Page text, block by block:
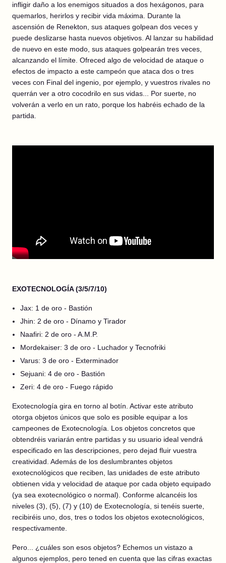
infligir daño a los enemigos situados a dos hexágonos, para
quemarlos, herirlos y recibir vida máxima. Durante la
ascensión de Renekton, sus ataques golpean dos veces y
puede deslizarse hasta nuevos objetivos. Al lanzar su habilidad
de nuevo en este modo, sus ataques golpearán tres veces,
alcanzando el límite. Ofreced algo de velocidad de ataque o
efectos de impacto a este campeón que ataca dos o tres
veces con Final del ingenio, por ejemplo, y vuestros rivales no
querrán ver a otro cocodrilo en sus vidas... Por suerte, no
volverán a verlo en un rato, porque los habréis echado de la
partida.
EXOTECNOLOGÍA (3/5/7/10)
Jax: 1 de oro - Bastión
Jhin: 2 de oro - Dínamo y Tirador
Naafiri: 2 de oro - A.M.P.
Mordekaiser: 3 de oro - Luchador y Tecnofriki
Varus: 3 de oro - Exterminador
Sejuani: 4 de oro - Bastión
Zeri: 4 de oro - Fuego rápido
Exotecnología gira en torno al botín. Activar este atributo
otorga objetos únicos que solo es posible equipar a los
campeones de Exotecnología. Los objetos concretos que
obtendréis variarán entre partidas y su usuario ideal vendrá
especificado en las descripciones, pero dejad fluir vuestra
creatividad. Además de los deslumbrantes objetos
exotecnológicos que reciben, las unidades de este atributo
obtienen vida y velocidad de ataque por cada objeto equipado
(ya sea exotecnológico o normal). Conforme alcancéis los
niveles (3), (5), (7) y (10) de Exotecnología, si tenéis suerte,
recibiréis uno, dos, tres o todos los objetos exotecnológicos,
respectivamente.
Pero... ¿cuáles son esos objetos? Echemos un vistazo a
algunos ejemplos, pero tened en cuenta que las cifras exactas